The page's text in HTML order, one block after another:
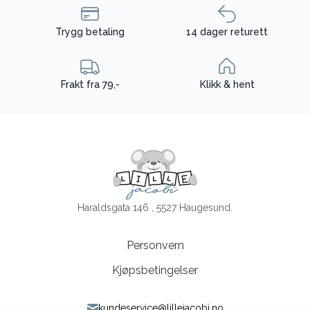
Trygg betaling 14 dager returett
Frakt fra 79,- Klikk & hent
Haraldsgata 146 , 5527 Haugesund.
Personvern
Kjøpsbetingelser